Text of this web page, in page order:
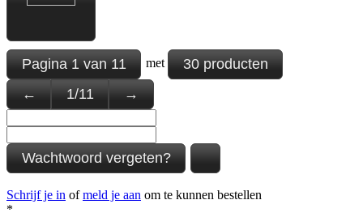
Pagina1van11 met
30 producten
←
1/11 →
Wachtwoord vergeten?
Schrijf je in ofmeld je aan om te kunnen bestellen
*